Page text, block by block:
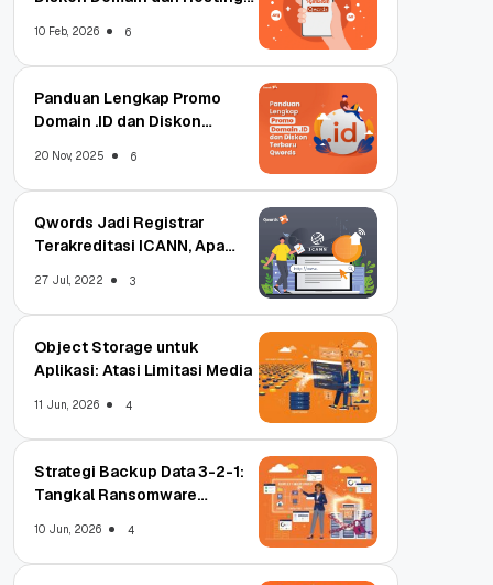
10 Feb, 2026 6
Panduan Lengkap Promo
Domain .ID dan Diskon
20 Nov, 2025 6
Qwords Jadi Registrar
Terakreditasi ICANN, Apa
27 Jul, 2022 3
Object Storage untuk
Aplikasi: Atasi Limitasi Media
11 Jun, 2026 4
Strategi Backup Data 3-2-1:
Tangkal Ransomware
10 Jun, 2026 4